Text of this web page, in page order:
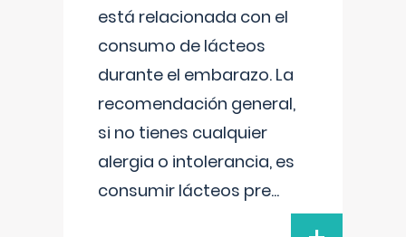
está relacionada con el
consumo de lácteos
durante el embarazo. La
recomendación general,
si no tienes cualquier
alergia o intolerancia, es
consumir lácteos pre...